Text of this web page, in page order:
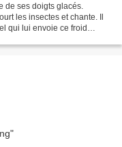
de ses doigts glacés.
les insectes et chante. Il
qui lui envoie ce froid